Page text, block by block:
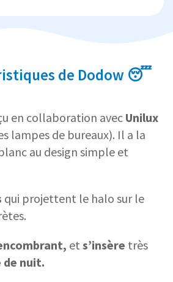
de Dodow 😴
en collaboration avec Unilux
lampes de bureaux). Il a la
au design simple et
qui projettent le halo sur le
et s’insère très
de nuit.